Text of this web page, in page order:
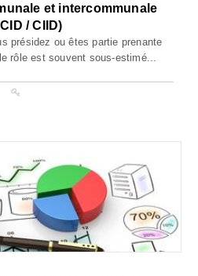
et intercommunale
/ CIID)
présidez ou êtes partie prenante
rôle est souvent sous-estimé...